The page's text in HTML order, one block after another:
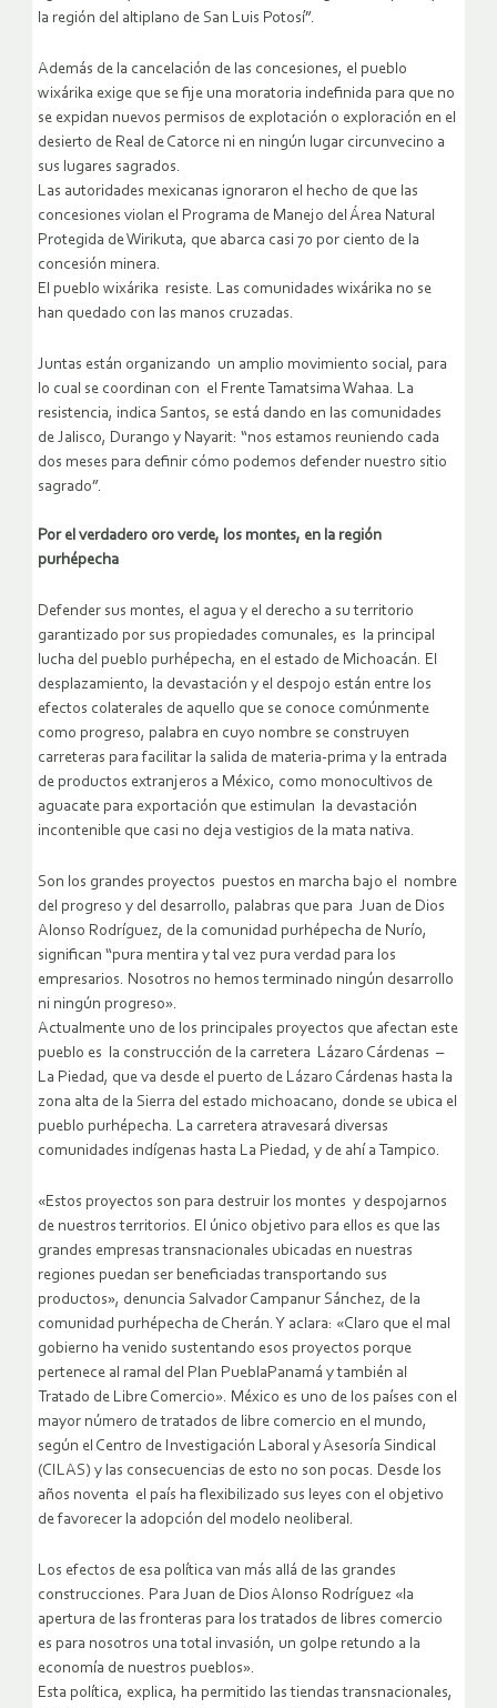
la región del altiplano de San Luis Potosí”.
Además de la cancelación de las concesiones, el pueblo
wixárika exige que se fije una moratoria indefinida para que no
se expidan nuevos permisos de explotación o exploración en el
desierto de Real de Catorce ni en ningún lugar circunvecino a
sus lugares sagrados.
Las autoridades mexicanas ignoraron el hecho de que las
concesiones violan el Programa de Manejo del Área Natural
Protegida de Wirikuta, que abarca casi 70 por ciento de la
concesión minera.
El pueblo wixárika resiste. Las comunidades wixárika no se
han quedado con las manos cruzadas.
Juntas están organizando un amplio movimiento social, para
lo cual se coordinan con el Frente Tamatsima Wahaa. La
resistencia, indica Santos, se está dando en las comunidades
de Jalisco, Durango y Nayarit: “nos estamos reuniendo cada
dos meses para definir cómo podemos defender nuestro sitio
sagrado”.
Por el verdadero oro verde, los montes, en la región
purhépecha
Defender sus montes, el agua y el derecho a su territorio
garantizado por sus propiedades comunales, es la principal
lucha del pueblo purhépecha, en el estado de Michoacán. El
desplazamiento, la devastación y el despojo están entre los
efectos colaterales de aquello que se conoce comúnmente
como progreso, palabra en cuyo nombre se construyen
carreteras para facilitar la salida de materia-prima y la entrada
de productos extranjeros a México, como monocultivos de
aguacate para exportación que estimulan la devastación
incontenible que casi no deja vestigios de la mata nativa.
Son los grandes proyectos puestos en marcha bajo el nombre
del progreso y del desarrollo, palabras que para Juan de Dios
Alonso Rodríguez, de la comunidad purhépecha de Nurío,
significan “pura mentira y tal vez pura verdad para los
empresarios. Nosotros no hemos terminado ningún desarrollo
ni ningún progreso».
Actualmente uno de los principales proyectos que afectan este
pueblo es la construcción de la carretera Lázaro Cárdenas –
La Piedad, que va desde el puerto de Lázaro Cárdenas hasta la
zona alta de la Sierra del estado michoacano, donde se ubica el
pueblo purhépecha. La carretera atravesará diversas
comunidades indígenas hasta La Piedad, y de ahí a Tampico.
«Estos proyectos son para destruir los montes y despojarnos
de nuestros territorios. El único objetivo para ellos es que las
grandes empresas transnacionales ubicadas en nuestras
regiones puedan ser beneficiadas transportando sus
productos», denuncia Salvador Campanur Sánchez, de la
comunidad purhépecha de Cherán. Y aclara: «Claro que el mal
gobierno ha venido sustentando esos proyectos porque
pertenece al ramal del Plan PueblaPanamá y también al
Tratado de Libre Comercio». México es uno de los países con el
mayor número de tratados de libre comercio en el mundo,
según el Centro de Investigación Laboral y Asesoría Sindical
(CILAS) y las consecuencias de esto no son pocas. Desde los
años noventa el país ha flexibilizado sus leyes con el objetivo
de favorecer la adopción del modelo neoliberal.
Los efectos de esa política van más allá de las grandes
construcciones. Para Juan de Dios Alonso Rodríguez «la
apertura de las fronteras para los tratados de libres comercio
es para nosotros una total invasión, un golpe retundo a la
economía de nuestros pueblos».
Esta política, explica, ha permitido las tiendas transnacionales,